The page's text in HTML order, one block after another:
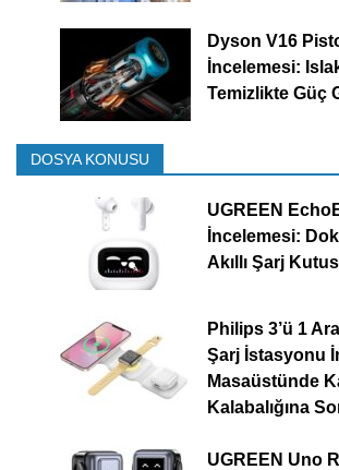
Dyson V16
İncelemesi:
Temizlikte Güç
DOSYA KONUSU
UGREEN
İncelemesi:
Akıllı Şarj
Philips 3’ü 1
Şarj İstasyonu
Masaüstünde
Kalabalığına
UGREEN Uno